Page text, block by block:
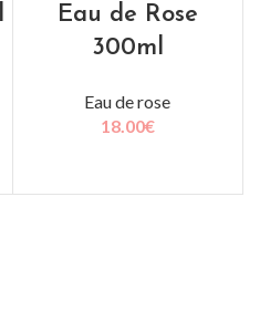
Eau de Rose
300ml
Eau de rose
18.00€